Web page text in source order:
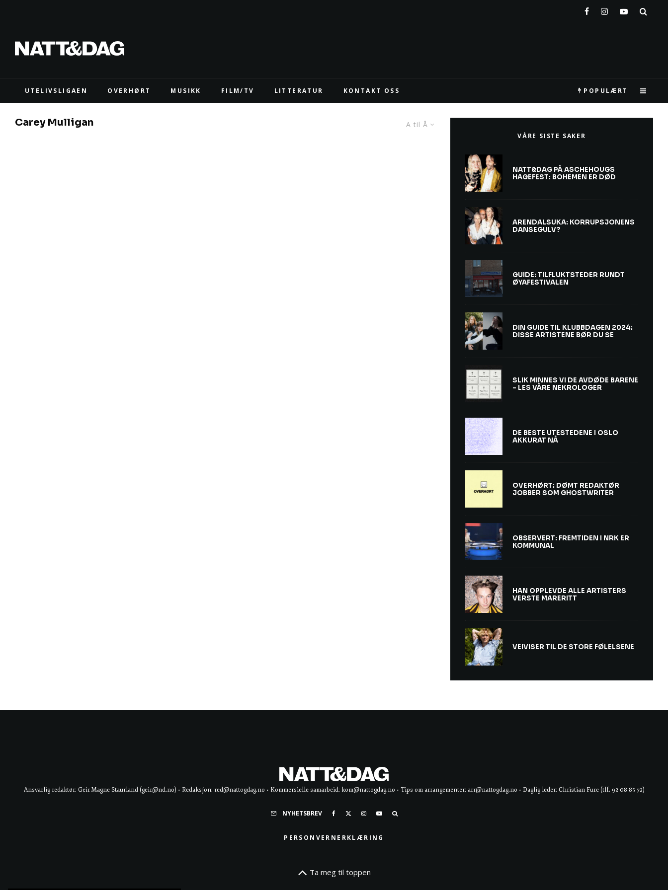
UTELIVSLIGAEN OVERHØRT MUSIKK FILM/TV LITTERATUR KONTAKT OSS POPULÆRT
A til Å
Carey Mulligan
VÅRE SISTE SAKER
NATT&DAG PÅ ASCHEHOUGS
HAGEFEST: BOHEMEN ER DØD
ARENDALSUKA: KORRUPSJONENS
DANSEGULV?
GUIDE: TILFLUKTSTEDER RUNDT
ØYAFESTIVALEN
DIN GUIDE TIL KLUBBDAGEN 2024:
DISSE ARTISTENE BØR DU SE
SLIK MINNES VI DE AVDØDE BARENE
– LES VÅRE NEKROLOGER
DE BESTE UTESTEDENE I OSLO
AKKURAT NÅ
OVERHØRT: DØMT REDAKTØR
JOBBER SOM GHOSTWRITER
OBSERVERT: FREMTIDEN I NRK ER
KOMMUNAL
HAN OPPLEVDE ALLE ARTISTERS
VERSTE MARERITT
VEIVISER TIL DE STORE FØLELSENE
Ansvarlig redaktør: Geir Magne Staurland (geir@nd.no) • Redaksjon: red@nattogdag.no • Kommersielle samarbeid: kom@nattogdag.no • Tips om arrangementer: arr@nattogdag.no • Daglig leder: Christian Fure (tlf. 92 08 85 72)
NYHETSBREV
PERSONVERNERKLÆRING
Ta meg til toppen